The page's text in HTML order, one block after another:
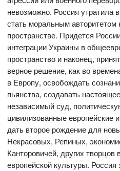
невозможно. Россия утратила
стать моральным авторитетом
пространстве. Придется
интеграции Украины в
пространство и наконец,
верное решение, как во
в Европу, освобождать
пьянства, создавать
независимый суд,
цивилизованные европейские
дать второе рождение для
Некрасовых, Репиных,
Канторовичей, других творцов
европейской культуры. Россия